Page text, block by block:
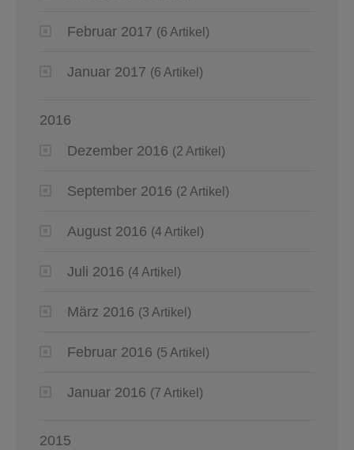
Februar 2017 (6 Artikel)
Januar 2017 (6 Artikel)
2016
Dezember 2016 (2 Artikel)
September 2016 (2 Artikel)
August 2016 (4 Artikel)
Juli 2016 (4 Artikel)
März 2016 (3 Artikel)
Februar 2016 (5 Artikel)
Januar 2016 (7 Artikel)
2015